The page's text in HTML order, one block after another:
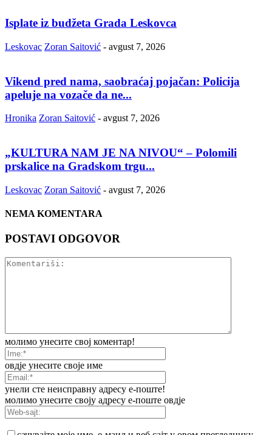
Isplate iz budžeta Grada Leskovca
Leskovac Zoran Saitović - avgust 7, 2026
Vikend pred nama, saobraćaj pojačan: Policija
apeluje na vozače da ne...
Hronika Zoran Saitović - avgust 7, 2026
„KULTURA NAM JE NA NIVOU“ – Polomili
prskalice na Gradskom trgu...
Leskovac Zoran Saitović - avgust 7, 2026
NEMA KOMENTARA
POSTAVI ODGOVOR
молимо унесите свој коментар!
овдје унесите своје име
унели сте неисправну адресу е-поште!
молимо унесите своју адресу е-поште овдје